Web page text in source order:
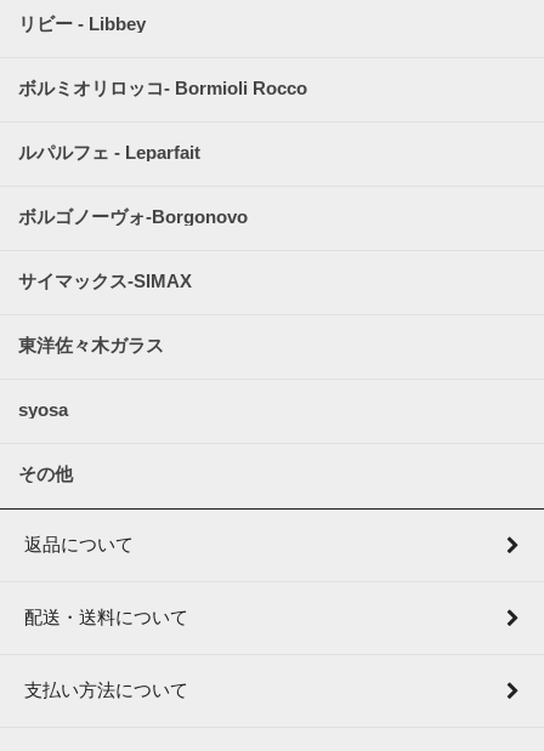
リビー - Libbey
ボルミオリロッコ- Bormioli Rocco
ルパルフェ - Leparfait
ボルゴノーヴォ-Borgonovo
サイマックス-SIMAX
東洋佐々木ガラス
syosa
その他
返品について
配送・送料について
支払い方法について